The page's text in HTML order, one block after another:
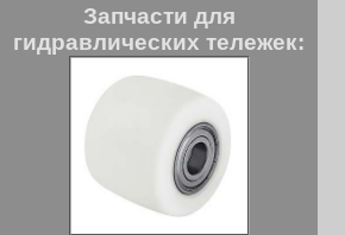
Запчасти для
гидравлических тележек: